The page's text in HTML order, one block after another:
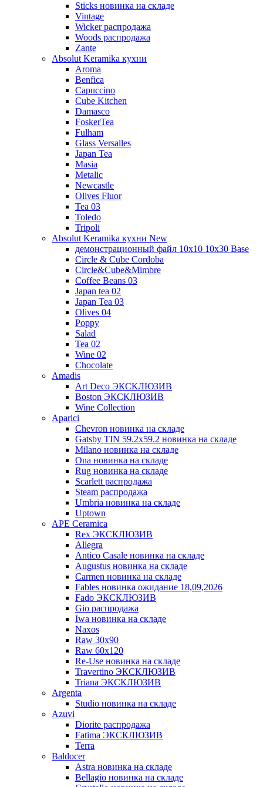
Sticks новинка на складе
Vintage
Wicker распродажа
Woods распродажа
Zante
Absolut Keramika кухни
Aroma
Benfica
Capuccino
Cube Kitchen
Damasco
FoskerTea
Fulham
Glass Versalles
Japan Tea
Masia
Metalic
Newcastle
Olives Fluor
Tea 03
Toledo
Tripoli
Absolut Keramika кухни New
демонстрационный файл 10x10 10x30 Base
Circle & Cube Cordoba
Circle&Cube&Mimbre
Coffee Beans 03
Japan tea 02
Japan Tea 03
Olives 04
Poppy
Salad
Tea 02
Wine 02
Chocolate
Amadis
Art Deco ЭКСКЛЮЗИВ
Boston ЭКСКЛЮЗИВ
Wine Collection
Aparici
Chevron новинка на складе
Gatsby TIN 59.2x59.2 новинка на складе
Milano новинка на складе
Ona новинка на складе
Rug новинка на складе
Scarlett распродажа
Steam распродажа
Umbria новинка на складе
Uptown
APE Ceramica
Rex ЭКСКЛЮЗИВ
Allegra
Antico Casale новинка на складе
Augustus новинка на складе
Carmen новинка на складе
Fables новинка ожидание 18,09,2026
Fado ЭКСКЛЮЗИВ
Gio распродажа
Iwa новинка на складе
Naxos
Raw 30x90
Raw 60х120
Re-Use новинка на складе
Travertino ЭКСКЛЮЗИВ
Triana ЭКСКЛЮЗИВ
Argenta
Studio новинка на складе
Azuvi
Diorite распродажа
Fatima ЭКСКЛЮЗИВ
Terra
Baldoсer
Astra новинка на складе
Bellagio новинка на складе